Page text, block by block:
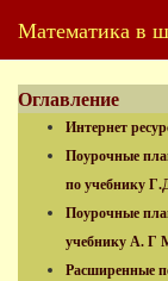
Математика в
Оглавление
Интернет
Поурочные
по учебнику
Поурочные
учебнику А. Г
Расширенные